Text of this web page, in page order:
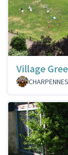
Village